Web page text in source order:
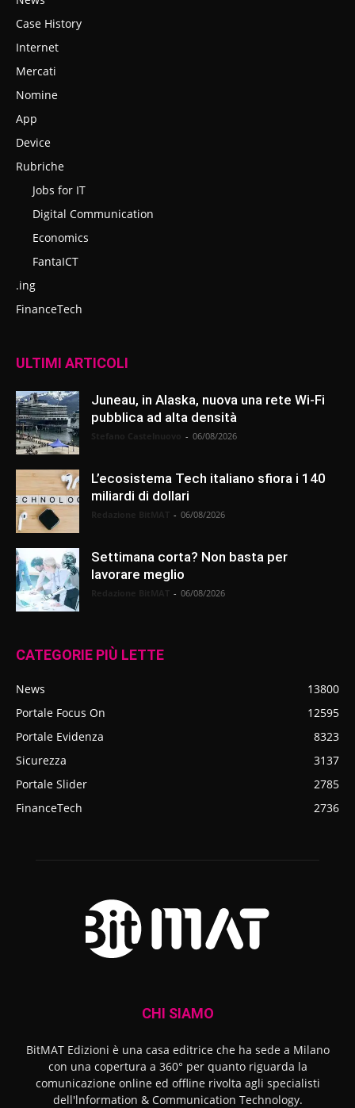
Case History
Internet
Mercati
Nomine
App
Device
Rubriche
Jobs for IT
Digital Communication
Economics
FantaICT
.ing
FinanceTech
ULTIMI ARTICOLI
Juneau, in Alaska, nuova una rete Wi-Fi
pubblica ad alta densità
- 06/08/2026
L’ecosistema Tech italiano sfiora i 140
miliardi di dollari
- 06/08/2026
Settimana corta? Non basta per
lavorare meglio
- 06/08/2026
CATEGORIE PIÙ LETTE
News
13800
Portale Focus On
12595
Portale Evidenza
8323
Sicurezza
3137
Portale Slider
2785
FinanceTech
2736
CHI SIAMO
BitMAT Edizioni è una casa editrice che ha sede a Milano
con una copertura a 360° per quanto riguarda la
comunicazione online ed offline rivolta agli specialisti
dell'lnformation & Communication Technology.